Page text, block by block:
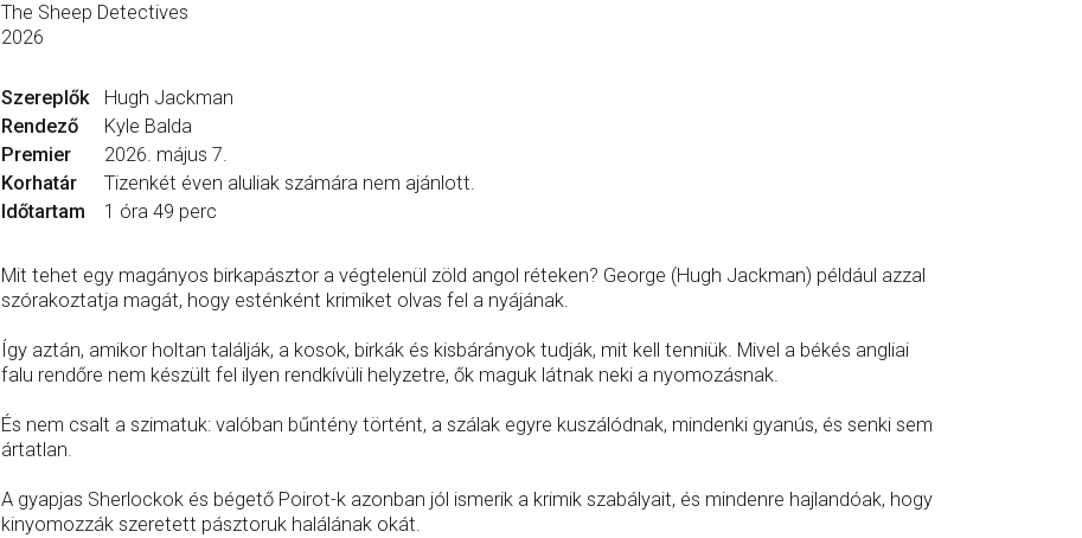
The Sheep Detectives
2026
Szereplők
Hugh Jackman
Rendező
Kyle Balda
Premier
2026. május 7.
Korhatár
Tizenkét éven aluliak számára nem ajánlott.
Időtartam
1 óra 49 perc
Mit tehet egy magányos birkapásztor a végtelenül zöld angol réteken? George (Hugh Jackman) például azzal
szórakoztatja magát, hogy esténként krimiket olvas fel a nyájának.
Így aztán, amikor holtan találják, a kosok, birkák és kisbárányok tudják, mit kell tenniük. Mivel a békés angliai
falu rendőre nem készült fel ilyen rendkívüli helyzetre, ők maguk látnak neki a nyomozásnak.
És nem csalt a szimatuk: valóban bűntény történt, a szálak egyre kuszálódnak, mindenki gyanús, és senki sem
ártatlan.
A gyapjas Sherlockok és bégető Poirot-k azonban jól ismerik a krimik szabályait, és mindenre hajlandóak, hogy
kinyomozzák szeretett pásztoruk halálának okát.